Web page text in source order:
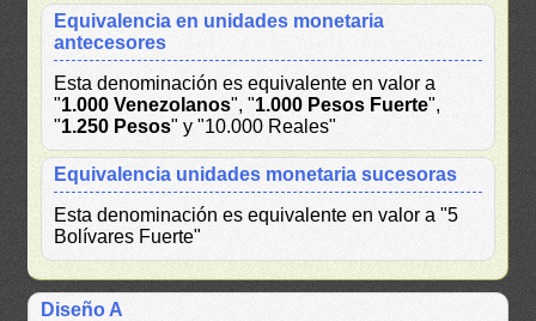
Equivalencia en unidades monetaria
antecesores
Esta denominación es equivalente en valor a
"1.000 Venezolanos", "1.000 Pesos Fuerte",
"1.250 Pesos" y "10.000 Reales"
Equivalencia unidades monetaria sucesoras
Esta denominación es equivalente en valor a "5
Bolívares Fuerte"
Diseño A